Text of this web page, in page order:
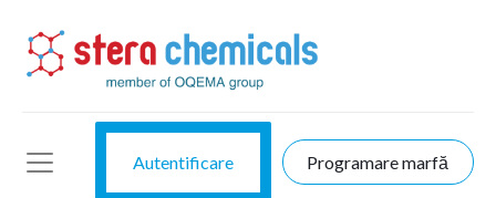
Autentificare Programare marfă